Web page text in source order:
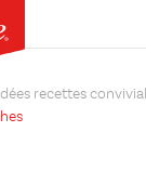
Idées recettes